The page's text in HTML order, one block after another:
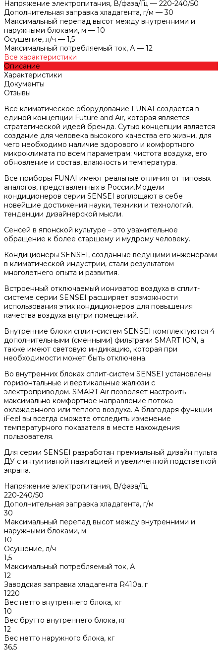
Напряжение электропитания, В/фаза/Гц — 220-240/50
Дополнительная заправка хладагента, г/м — 30
Максимальный перепад высот между внутренними и
наружными блоками, м — 10
Осушение, л/ч — 1,5
Максимальный потребляемый ток, А — 12
Все характеристики
Описание
Характеристики
Документы
Отзывы
Все климатическое оборудование FUNAI создается в
единой концепции Future and Air, которая является
стратегической идеей бренда. Сутью концепции является
создание для человека высокого качества его жизни, для
чего необходимо наличие здорового и комфортного
микроклимата по всем параметрам: чистота воздуха, его
обновление и состав, влажность и температура.
Все приборы FUNAI имеют реальные отличия от типовых
аналогов, представленных в России.Модели
кондиционеров серии SENSEI воплощают в себе
новейшие достижения науки, техники и технологий,
тенденции дизайнерской мысли.
Сенсей в японской культуре – это уважительное
обращение к более старшему и мудрому человеку.
Кондиционеры SENSEI, созданные ведущими инженерами
в климатической индустрии, стали результатом
многолетнего опыта и развития.
Встроенный отключаемый ионизатор воздуха в сплит-
системе серии SENSEI расширяет возможности
использования этих кондиционеров для повышения
качества воздуха внутри помещений.
Внутренние блоки сплит-систем SENSEI комплектуются 4
дополнительными (сменными) фильтрами SMART ION, а
также имеют световую индикацию, которая при
необходимости может быть отключена.
Во внутренних блоках сплит-систем SENSEI установлены
горизонтальные и вертикальные жалюзи с
электроприводом. SMART Air позволяет настроить
максимально комфортное направление потока
охлажденного или теплого воздуха. А благодаря функции
iFeel вы всегда сможете отследить изменение
температурного показателя в месте нахождения
пользователя.
Для серии SENSEI разработан премиальный дизайн пульта
ДУ с интуитивной навигацией и увеличенной подстветкой
экрана.
Напряжение электропитания, В/фаза/Гц
220-240/50
Дополнительная заправка хладагента, г/м
30
Максимальный перепад высот между внутренними и
наружными блоками, м
10
Осушение, л/ч
1,5
Максимальный потребляемый ток, А
12
Заводская заправка хладагента R410a, г
1220
Вес нетто внутреннего блока, кг
10
Вес брутто внутреннего блока, кг
12
Вес нетто наружного блока, кг
36,5